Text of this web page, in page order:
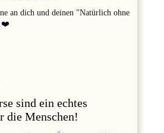
an dich und deinen "Natürlich ohne
sind ein echtes
die Menschen!